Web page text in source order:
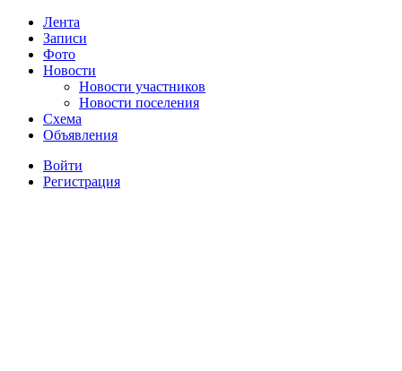
Лента
Записи
Фото
Новости
Новости участников
Новости поселения
Схема
Объявления
Войти
Регистрация